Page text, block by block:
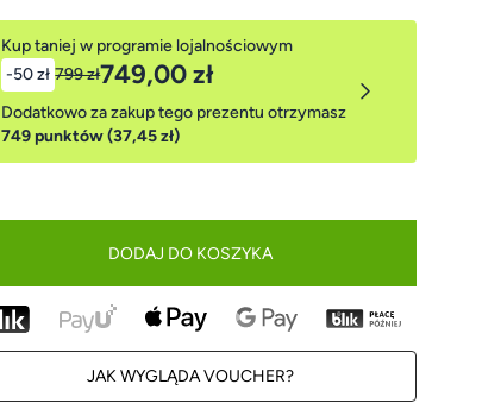
Kup taniej w programie lojalnościowym
-50 zł 799 zł749,00 zł
Dodatkowo za zakup tego prezentu otrzymasz
749 punktów (37,45 zł)
DODAJ DO KOSZYKA
JAK WYGLĄDA VOUCHER?